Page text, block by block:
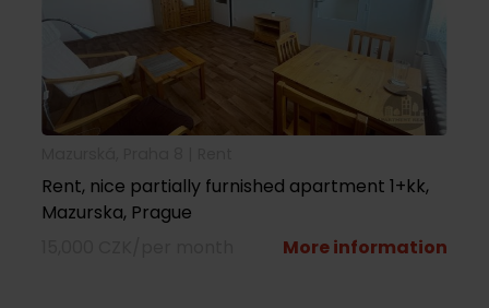
Rent, nice partially furnished apartment 1+kk,
Mazurska, Prague
More information